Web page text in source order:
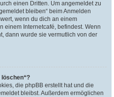
einen Dritten. Um angemeldet zu
bleiben“ beim Anmelden
wenn du dich an einem
einem Internetcafé, befindest. Wenn
dann wurde sie vermutlich von der
löschen“?
die phpBB erstellt hat und die
bleibst. Außerdem ermöglichen